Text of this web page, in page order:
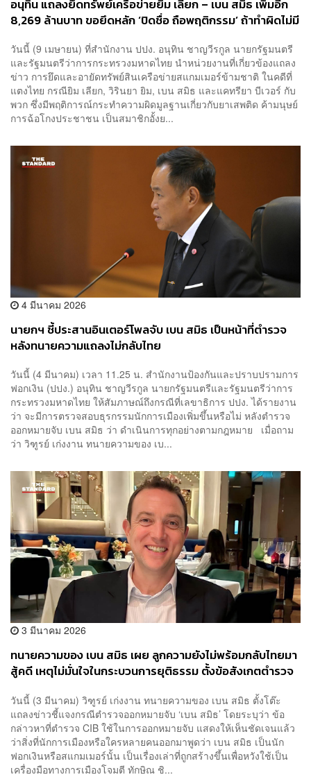
อนุทิน แถลงยึดทรัพย์เครือข่ายยิม เลียก – เบน สมิธ เพิ่มอีก
8,269 ล้านบาท ขอยึดหลัก ‘ปิดชื่อ ถือพฤติกรรม’ ถ้าทำผิดไม่มี
วันนี้ (9 เมษายน) ที่สำนักงาน ปปง. อนุทิน ชาญวีรกูล นายกรัฐมนตรี
และรัฐมนตรีว่าการกระทรวงมหาดไทย นำหน่วยงานที่เกี่ยวข้องแถลง
ข่าว การยึดและอายัดทรัพย์สินเครือข่ายสแกมเมอร์ข้ามชาติ ในคดีที่
แตงไทย กรณียิม เลียก, วิรินยา ยิม, เบน สมิธ และแคทรียา บีเวอร์ กับ
พวก ซึ่งมีพฤติการณ์กระทำความผิดมูลฐานเกี่ยวกับยาเสพติด ค้ามนุษย์
การฉ้อโกงประชาชน เป็นสมาชิกอั้งย...
4 มีนาคม 2026
นายกฯ ชี้ประสานอินเตอร์โพลจับ เบน สมิธ เป็นหน้าที่ตำรวจ
หลังทนายความแถลงไม่กลับไทย
วันนี้ (4 มีนาคม) เวลา 11.25 น. สำนักงานป้องกันและปราบปรามการ
ฟอกเงิน (ปปง.) อนุทิน ชาญวีรกูล นายกรัฐมนตรีและรัฐมนตรีว่าการ
กระทรวงมหาดไทย ให้สัมภาษณ์ถึงกรณีที่เลขาธิการ ปปง. ได้รายงาน
ว่า จะมีการตรวจสอบธุรกรรมนักการเมืองเพิ่มขึ้นหรือไม่ หลังตำรวจ
ออกหมายจับ เบน สมิธ ว่า ดำเนินการทุกอย่างตามกฎหมาย เมื่อถาม
ว่า วิฑูรย์ เก่งงาน ทนายความของ เบ...
3 มีนาคม 2026
ทนายความของ เบน สมิธ เผย ลูกความยังไม่พร้อมกลับไทยมา
สู้คดี เหตุไม่มั่นใจในกระบวนการยุติธรรม ตั้งข้อสังเกตตำรวจ
การเมือง
วันนี้ (3 มีนาคม) วิฑูรย์ เก่งงาน ทนายความของ เบน สมิธ ตั้งโต๊ะ
แถลงข่าวชี้แจงกรณีตำรวจออกหมายจับ ‘เบน สมิธ’ โดยระบุว่า ข้อ
กล่าวหาที่ตำรวจ CIB ใช้ในการออกหมายจับ แสดงให้เห็นชัดเจนแล้ว
ว่าสิ่งที่นักการเมืองหรือใครหลายคนออกมาพูดว่า เบน สมิธ เป็นนัก
ฟอกเงินหรือสแกมเมอร์นั้น เป็นเรื่องเล่าที่ถูกสร้างขึ้นเพื่อหวังใช้เป็น
เครื่องมือทางการเมืองโจมตี ทักษิณ ชิ...